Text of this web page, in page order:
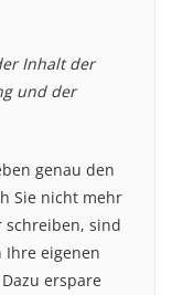
Inhalt der
und der
genau den
Sie nicht mehr
schreiben, sind
Ihre eigenen
Dazu erspare